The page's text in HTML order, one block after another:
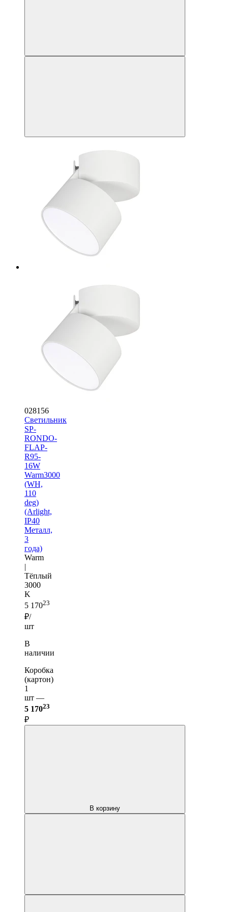
028156
Светильник
SP-
RONDO-
FLAP-
R95-
16W
Warm3000
(WH,
110
deg)
(Arlight,
IP40
Металл,
3
года)
Warm
|
Тёплый
3000
K
5 17023
₽/
шт
В
наличии
Коробка
(картон)
1
шт —
5 17023
₽
В корзину